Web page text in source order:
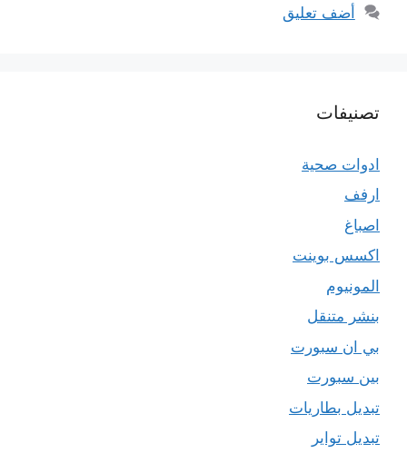
أضف تعليق
تصنيفات
ادوات صحية
ارفف
اصباغ
اكسس بوينت
المونيوم
بنشر متنقل
بي ان سبورت
بين سبورت
تبديل بطاريات
تبديل تواير